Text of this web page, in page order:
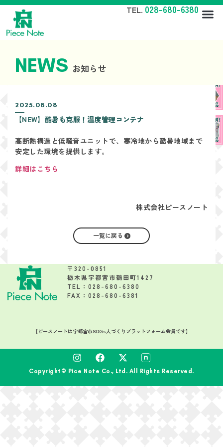
TEL.028-680-6380
NEWS お知らせ
2025.08.08
【NEW】酷暑も克服！温度管理コンテナ
高断熱構造と低騒音ユニットで、寒冷地から酷暑地域まで
安定した環境を提供します。
詳細はこちら
株式会社ピースノート
一覧に戻る
〒320-0851
栃木県宇都宮市鶴田町1427
TEL：028-680-6380
FAX：028-680-6381
【ピースノートは宇都宮市SDGs人づくりプラットフォーム会員です】
Copyright© Pice Note Co., Ltd. All Rights Reserved.